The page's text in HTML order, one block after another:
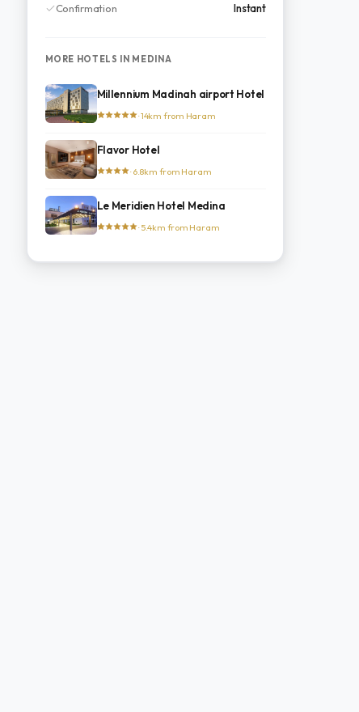
Confirmation Instant
MORE HOTELS IN MEDINA
Millennium Madinah airport Hotel
· 14km from Haram
Flavor Hotel
· 6.8km from Haram
Le Meridien Hotel Medina
· 5.4km from Haram